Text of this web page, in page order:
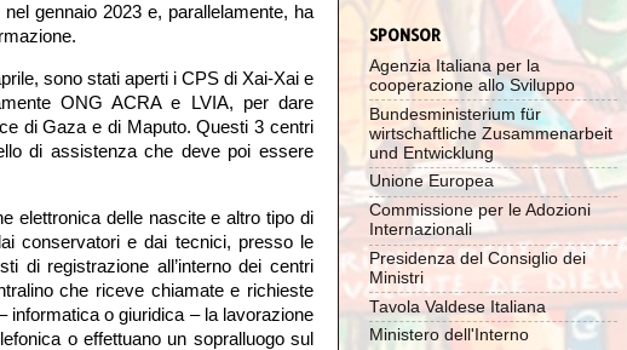
gennaio 2023 e, parallelamente, ha
sono stati aperti i CPS di Xai-Xai e
ONG ACRA e LVIA, per dare
di Gaza e di Maputo. Questi 3 centri
di assistenza che deve poi essere
elettronica delle nascite e altro tipo di
conservatori e dai tecnici, presso le
di registrazione all’interno dei centri
che riceve chiamate e richieste
informatica o giuridica – la lavorazione
o effettuano un sopralluogo sul
SPONSOR
Agenzia Italiana per la
cooperazione allo Sviluppo
Bundesministerium für
wirtschaftliche Zusammenarbeit
und Entwicklung
Unione Europea
Commissione per le Adozioni
Internazionali
Presidenza del Consiglio dei
Ministri
Tavola Valdese Italiana
Ministero dell'Interno